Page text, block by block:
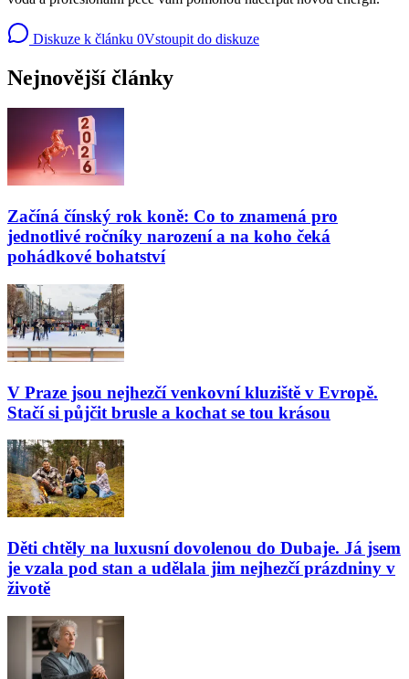
Diskuze k článku 0Vstoupit do diskuze
Nejnovější články
Začíná čínský rok koně: Co to znamená pro
jednotlivé ročníky narození a na koho čeká
pohádkové bohatství
V Praze jsou nejhezčí venkovní kluziště v Evropě.
Stačí si půjčit brusle a kochat se tou krásou
Děti chtěly na luxusní dovolenou do Dubaje. Já jsem
je vzala pod stan a udělala jim nejhezčí prázdniny v
životě